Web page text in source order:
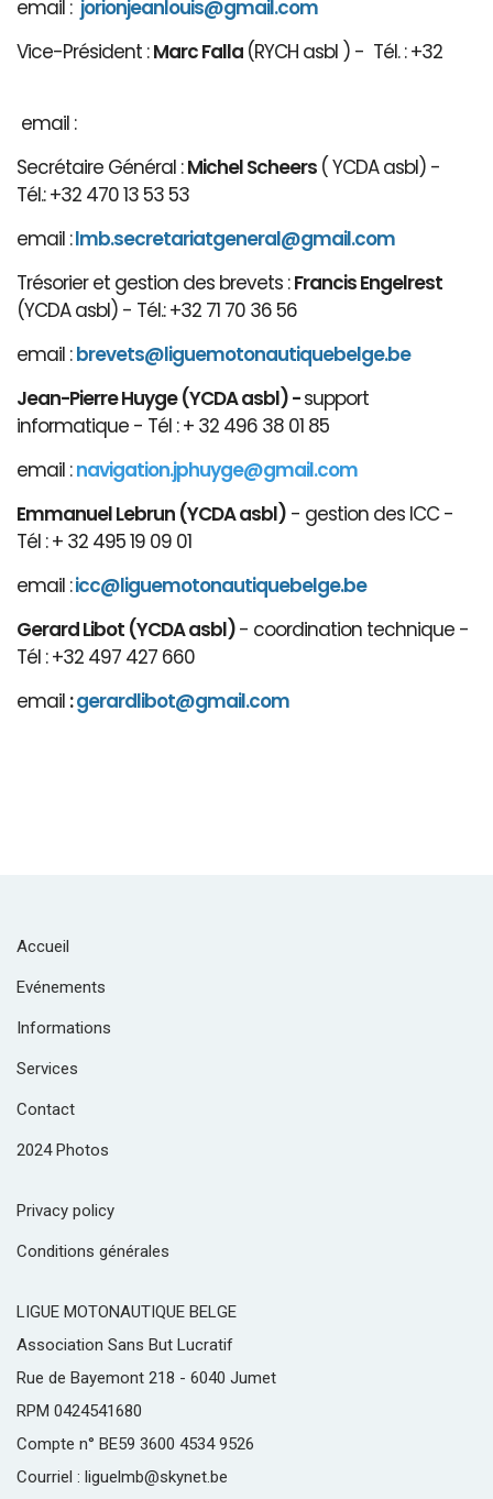
email : jorionjeanlouis@gmail.com
Vice-Président :Marc Falla (RYCH asbl ) - Tél. : +32
email :
Secrétaire Général :Michel Scheers ( YCDA asbl) -
Tél.: +32 470 13 53 53
email :lmb.secretariatgeneral@gmail.com
Trésorier et gestion des brevets :Francis Engelrest
(YCDA asbl) - Tél.: +32 71 70 36 56
email :brevets@liguemotonautiquebelge.be
Jean-Pierre Huyge (YCDA asbl) -support
informatique - Tél : + 32 496 38 01 85
email :navigation.jphuyge@gmail.com
Emmanuel Lebrun (YCDA asbl) - gestion des ICC -
Tél : + 32 495 19 09 01
email :icc@liguemotonautiquebelge.be
Gerard Libot (YCDA asbl)- coordination technique -
Tél : +32 497 427 660
email :gerardlibot@gmail.com
Accueil
Evénements
Informations
Services
Contact
2024 Photos
Privacy policy
Conditions générales
LIGUE MOTONAUTIQUE BELGE
Association Sans But Lucratif
Rue de Bayemont 218 - 6040 Jumet
RPM 0424541680
Compte n° BE59 3600 4534 9526
Courriel : liguelmb@skynet.be